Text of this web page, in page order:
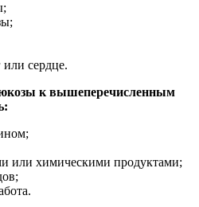
или сердце.
к вышеперечисленным
или химическими продуктами;